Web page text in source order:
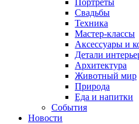
Портреты
Свадьбы
Техника
Мастер-классы
Аксессуары и
Детали
Архитектура
Животный мир
Природа
Еда и напитки
События
Новости